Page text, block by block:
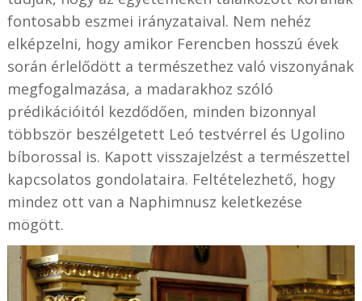
fontosabb eszmei irányzataival. Nem nehéz
elképzelni, hogy amikor Ferencben hosszú évek
során érlelődött a természethez való viszonyának
megfogalmazása, a madarakhoz szóló
prédikációitól kezdődően, minden bizonnyal
többször beszélgetett Leó testvérrel és Ugolino
bíborossal is. Kapott visszajelzést a természettel
kapcsolatos gondolataira. Feltételezhető, hogy
mindez ott van a Naphimnusz keletkezése
mögött.